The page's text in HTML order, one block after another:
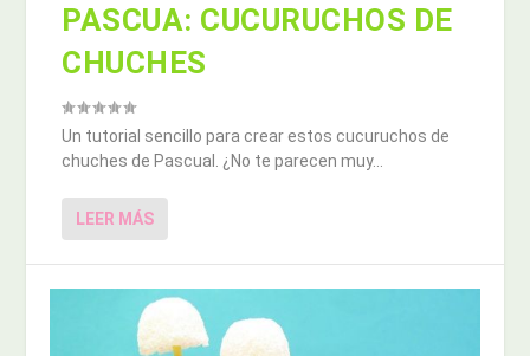
PASCUA: CUCURUCHOS DE
CHUCHES
Un tutorial sencillo para crear estos cucuruchos de
chuches de Pascual. ¿No te parecen muy...
LEER MÁS